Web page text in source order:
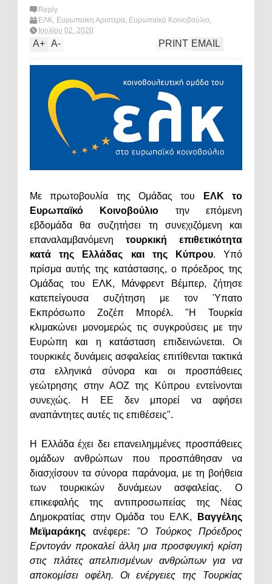
Reply
ΕΛΚ, Ευρωπαϊκη Αριστερα, Ευρωπαϊκό Κοινοβούλιο,
Ευρώπη,Ευρωσοσιαλιστες
Ιουλίου 02, 2020
A+ A- EMAIL
PRINT
Με πρωτοβουλία της Ομάδας του ΕΛΚ το
Ευρωπαϊκό Κοινοβούλιο την επόμενη
εβδομάδα θα συζητήσει τη συνεχιζόμενη και
επαναλαμβανόμενη τουρκική επιθετικότητα
κατά της Ελλάδας και της Κύπρου. Υπό
πρίσμα αυτής της κατάστασης, ο πρόεδρος της
Ομάδας του ΕΛΚ, Μάνφρεντ Βέμπερ, ζήτησε
κατεπείγουσα συζήτηση με τον Ύπατο
Εκπρόσωπο Ζοζέπ Μπορέλ. "Η Τουρκία
κλιμακώνει μονομερώς τις συγκρούσεις με την
Ευρώπη και η κατάσταση επιδεινώνεται. Οι
τουρκικές δυνάμεις ασφαλείας επιτίθενται τακτικά
στα ελληνικά σύνορα και οι προσπάθειες
γεώτρησης στην ΑΟΖ της Κύπρου εντείνονται
συνεχώς. Η ΕΕ δεν μπορεί να αφήσει
αναπάντητες αυτές τις επιθέσεις".
Η Ελλάδα έχει δει επανειλημμένες προσπάθειες
ομάδων ανθρώπων που προσπάθησαν να
διασχίσουν τα σύνορα παράνομα, με τη βοήθεια
των τουρκικών δυνάμεων ασφαλείας. Ο
επικεφαλής της αντιπροσωπείας της Νέας
Δημοκρατίας στην Ομάδα του ΕΛΚ,
Βαγγέλης
Μεϊμαράκης ανέφερε: "Ο Τούρκος Πρόεδρος
Ερντογάν προκαλεί άλλη μια προσφυγική κρίση
στις πλάτες απελπισμένων ανθρώπων για να
αποκομίσει οφέλη. Οι ενέργειες της Τουρκίας